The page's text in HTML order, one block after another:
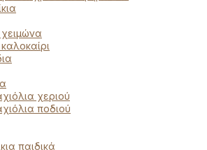
χειμώνα
χεριού
ποδιού
παιδικά